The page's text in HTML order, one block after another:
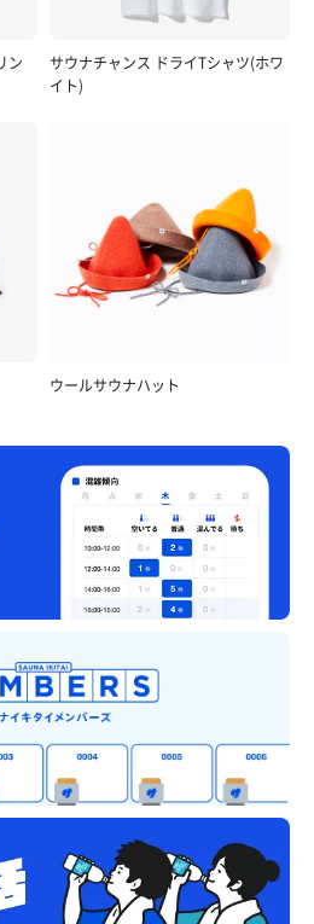
ン
サウナチャンス ドライTシャツ(ホワ
イト)
ウールサウナハット